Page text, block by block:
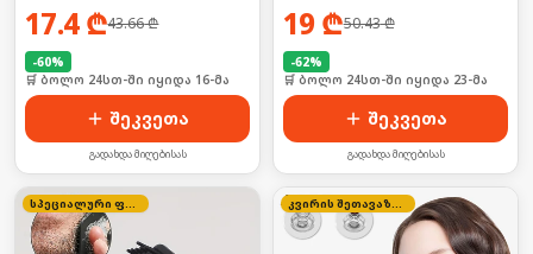
17.4₾43.66₾
-60%
🛒 ბოლო 24სთ-ში იყიდა 16-მა
შეკვეთა
გადახდა მიღებისას
19 ₾50.43₾
-62%
🛒 ბოლო 24სთ-ში იყიდა 23-მა
შეკვეთა
გადახდა მიღებისას
სპეციალური ფასი კვირის შეთავაზება